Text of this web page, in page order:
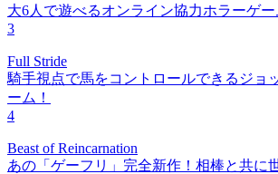
大6人で遊べるオンライン協力ホラーゲー
3
Full Stride
騎手視点で馬をコントロールできるジョ
ーム！
4
Beast of Reincarnation
あの「ゲーフリ」完全新作！相棒と共に